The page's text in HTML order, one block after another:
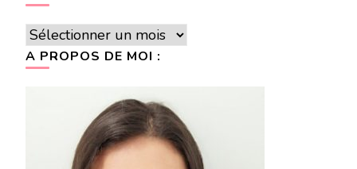
Archives
A PROPOS DE MOI :